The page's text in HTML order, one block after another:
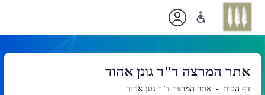
אתר המרצה ד"ר גונן אהוד
דף הבית אתר המרצה ד"ר גונן אהוד